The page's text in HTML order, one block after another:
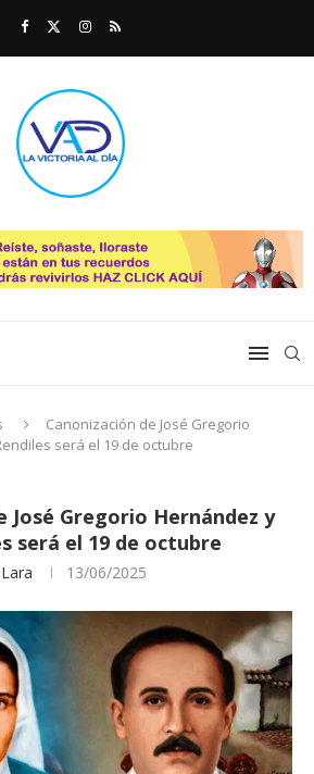
Canonización de José Gregorio
será el 19 de octubre
José Gregorio Hernández y
será el 19 de octubre
13/06/2025